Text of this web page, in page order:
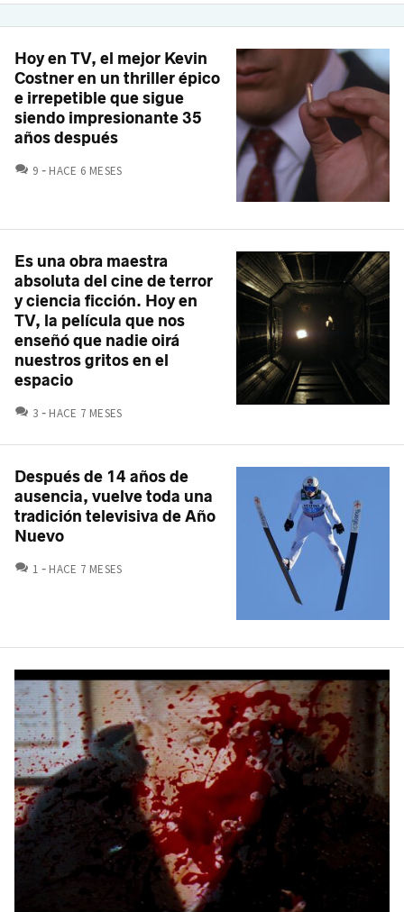
Hoy en TV, el mejor Kevin
Costner en un thriller épico
e irrepetible que sigue
siendo impresionante 35
años después
9 COMENTARIOS
HACE 6 MESES
Es una obra maestra
absoluta del cine de terror
y ciencia ficción. Hoy en
TV, la película que nos
enseñó que nadie oirá
nuestros gritos en el
espacio
3 COMENTARIOS
HACE 7 MESES
Después de 14 años de
ausencia, vuelve toda una
tradición televisiva de Año
Nuevo
1 COMENTARIOS
HACE 7 MESES